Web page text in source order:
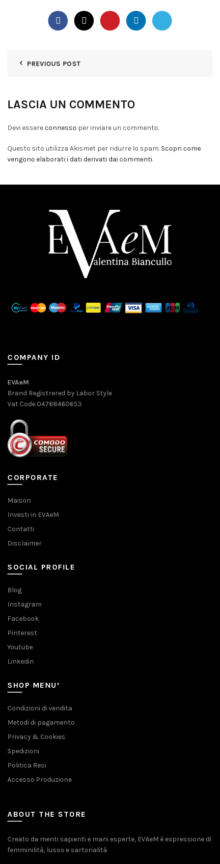
PREVIOUS POST
LASCIA UN COMMENTO
Devi essereconnesso per inviare un commento.
Questo sito utilizza Akismet per ridurre lo spam. Scopri come
vengono elaborati i dati derivati dai commenti.
COMPANY ID
EVAeM
Brand Registrered by Labor Style
Vat Code 04768460653
CORPORATE
Maison
Investi in EVAeM
Contatti
Disclaimer
SOCIAL PROFILE
Blog
Instagram
Facebook
Pinterest
Youtube
Linkedin
SHOP MENU’
Condizioni di vendita
Metodi di pagamento
Privacy & Cookies
Spedizioni
Politica Resi
Accesso Produzione
ABOUT THE STORE
Creato da menti sapienti e mani esperte, EVAeM è espressione di
femminilità, lusso e sartorialità